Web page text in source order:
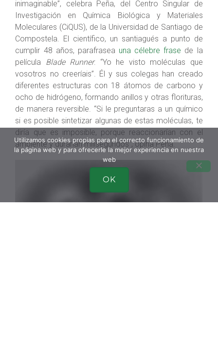
inimaginable”, celebra Peña, del Centro Singular de
Investigación en Química Biológica y Materiales
Moleculares (CiQUS), de la Universidad de Santiago de
Compostela. El científico, un santiagués a punto de
cumplir 48 años, parafrasea una célebre frase de la
película Blade Runner: “Yo he visto moléculas que
vosotros no creeríais”. Él y sus colegas han creado
diferentes estructuras con 18 átomos de carbono y
ocho de hidrógeno, formando anillos y otras florituras,
de manera reversible. “Si le preguntaras a un químico
si es posible sintetizar algunas de estas moléculas, te
diría que es imposible, porque reaccionarían con el
ambiente y durarían milisegundos”, opina Peña.
Utilizamos cookies propias para el correcto funcionamiento de
la página web y para ofrecerle la mejor experiencia en nuestra
web
OK